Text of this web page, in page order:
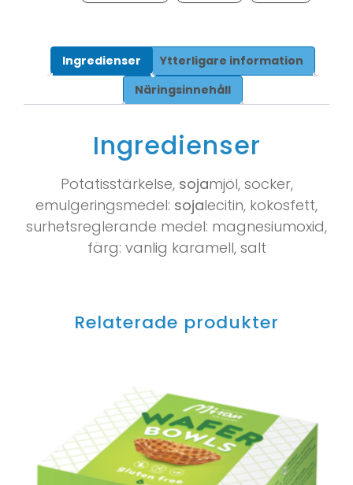
Ingredienser
Ytterligare information
Näringsinnehåll
Ingredienser
Potatisstärkelse, sojamjöl, socker,
emulgeringsmedel: sojalecitin, kokosfett,
surhetsreglerande medel: magnesiumoxid,
färg: vanlig karamell, salt
Relaterade produkter